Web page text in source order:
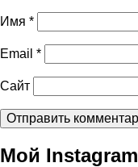
Имя *
Email *
Сайт
Мой Instagram